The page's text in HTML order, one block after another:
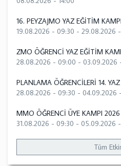
16. PEYZAJMO YAZ EĞİTİM KAMPI
19.08.2026 - 09:30 - 29.08.2026
ZMO ÖĞRENCİ YAZ EĞİTİM
28.08.2026 - 09:00 - 03.09.2026
PLANLAMA ÖĞRENCİLERİ 14.
28.08.2026 - 09:30 - 04.09.2026
MMO ÖĞRENCİ ÜYE KAMPI 2026
31.08.2026 - 09:30 - 05.09.2026
Tüm